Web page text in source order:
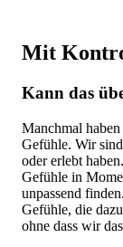
Mit
Kann das
Manchmal
Gefühle. Wir
oder erlebt
Gefühle in
unpassend
Gefühle, die
ohne dass wir